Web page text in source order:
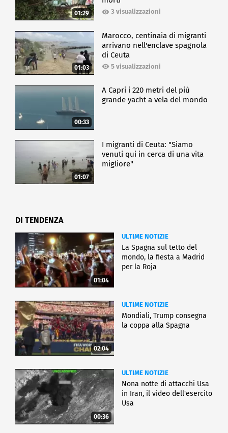
01:29 3 visualizzazioni
01:03
Marocco, centinaia di migranti
arrivano nell'enclave spagnola
di Ceuta
5 visualizzazioni
00:33
A Capri i 220 metri del più
grande yacht a vela del mondo
01:07
I migranti di Ceuta: "Siamo
venuti qui in cerca di una vita
migliore"
DI TENDENZA
01:04
ULTIME NOTIZIE
La Spagna sul tetto del
mondo, la fiesta a Madrid
per la Roja
02:04
ULTIME NOTIZIE
Mondiali, Trump consegna
la coppa alla Spagna
00:36
ULTIME NOTIZIE
Nona notte di attacchi Usa
in Iran, il video dell'esercito
Usa